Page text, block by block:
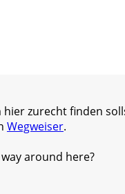
hier zurecht finden
Wegweiser.
around here?